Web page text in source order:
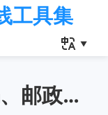
工具集
和顺县 行政区划代码、邮政编码、区号查询